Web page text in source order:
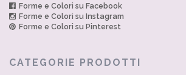
Forme e Colori su Facebook
Forme e Colori su Instagram
Forme e Colori su Pinterest
CATEGORIE PRODOTTI